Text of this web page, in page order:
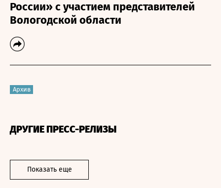
России» с участием представителей
Вологодской области
Архив
ДРУГИЕ ПРЕСС-РЕЛИЗЫ
Показать еще